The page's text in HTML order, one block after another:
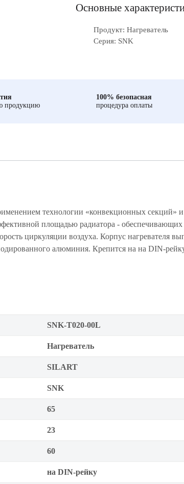
Основные
Продукт: Нагреватель
Серия: SNK
продукцию
100% безопасная
процедура оплаты
алюминия. Крепится на на DIN-
SNK-T020-00L
Нагреватель
SILART
SNK
65
23
60
на DIN-рейку